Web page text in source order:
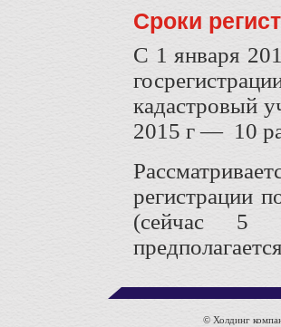
Сроки
С 1 января
кадастровый
2015 г — 10
регистрации
(сейчас 5
© Холдинг